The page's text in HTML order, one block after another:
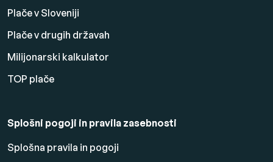
Plače v Sloveniji
Plače v drugih državah
Milijonarski kalkulator
TOP plače
Splošni pogoji in pravila zasebnosti
Splošna pravila in pogoji